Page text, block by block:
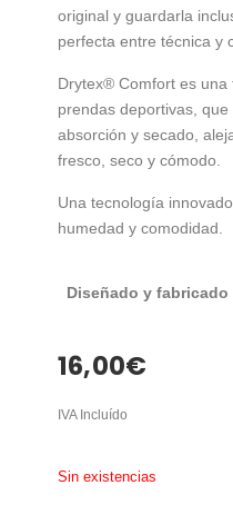
original y guardarla
perfecta entre técnica y
Drytex® Comfort es
prendas deportivas,
absorción y secado,
fresco, seco y cómodo.
Una tecnología
humedad y comodidad.
Diseñado y fabricado
16,00€
IVA Incluído
Sin existencias